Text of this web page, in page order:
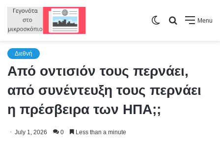
Menu
Search
Switch
Διεθνή
Από οντισιόν τους περνάει,
από συνέντευξη τους περνάει
η πρέσβειρα των ΗΠΑ;;
July 1, 2026 0 Less than a minute